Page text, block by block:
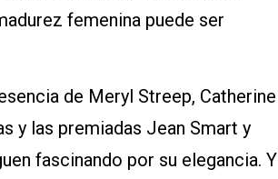
femenina puede ser
de Meryl Streep, Catherine
y las premiadas Jean Smart y
fascinando por su elegancia. Y